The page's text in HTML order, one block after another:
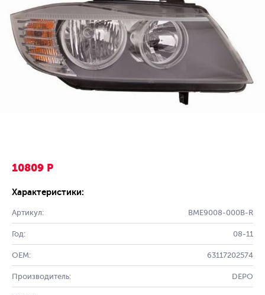
10809 Р
Характеристики:
Артикул: BME9008-000B-R
Год: 08-11
OEM: 63117202574
Производитель: DEPO